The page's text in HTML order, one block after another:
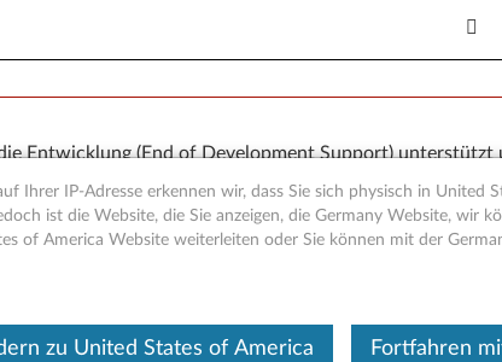
Entwicklung (End of Development Support)
Support-Ressourcen werden "AS IS" und ohne
die eingeschränkte Lenovo Garantie fallen, ist die
Laptop (ideapad)
Ihrer IP-Adresse erkennen wir, dass Sie sich physisch in United
ist die Website, die Sie anzeigen, die Germany Website, wir
of America Website weiterleiten oder Sie können mit der
zu United States of America Fortfahren